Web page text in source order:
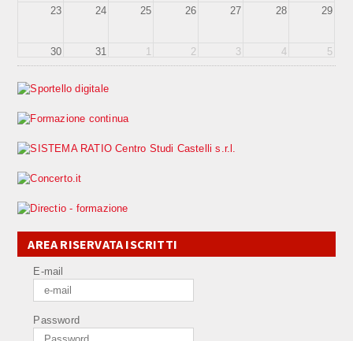
23 24 25 26 27 28 29
30 31 1 2 3 4 5
AREA RISERVATA ISCRITTI
E-mail
Password